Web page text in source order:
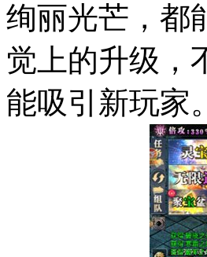
绚丽光芒，都
觉上的升级，
能吸引新玩家。